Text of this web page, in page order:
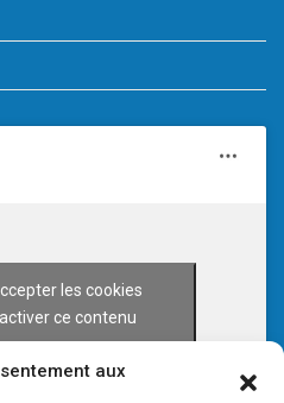
aux
les cookies
ce contenu